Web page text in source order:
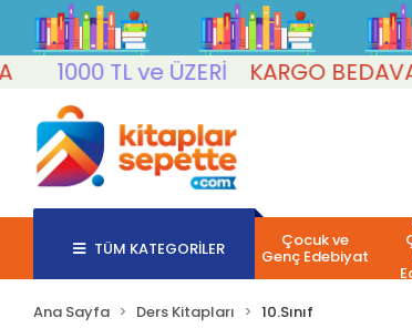
1000 TL ve ÜZERİ
KARGO BEDAVA
TÜM KATEGORİLER Çocuk ve
Genç Edebiyat
Ana Sayfa Ders Kitapları 10.Sınıf